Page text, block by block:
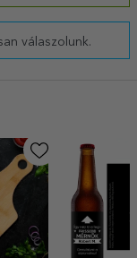
válaszolunk.